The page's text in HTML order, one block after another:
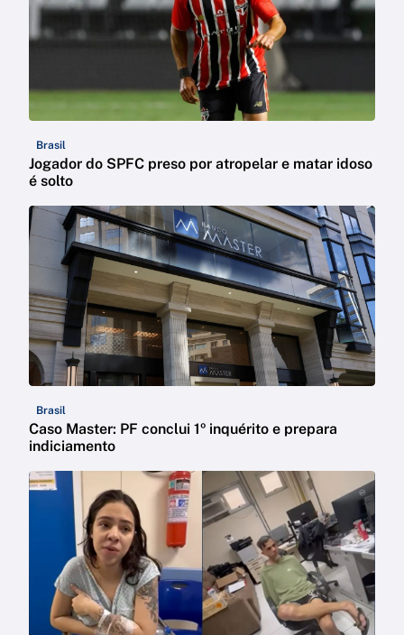
Brasil
Jogador do SPFC preso por atropelar e matar idoso
é solto
Brasil
Caso Master: PF conclui 1º inquérito e prepara
indiciamento